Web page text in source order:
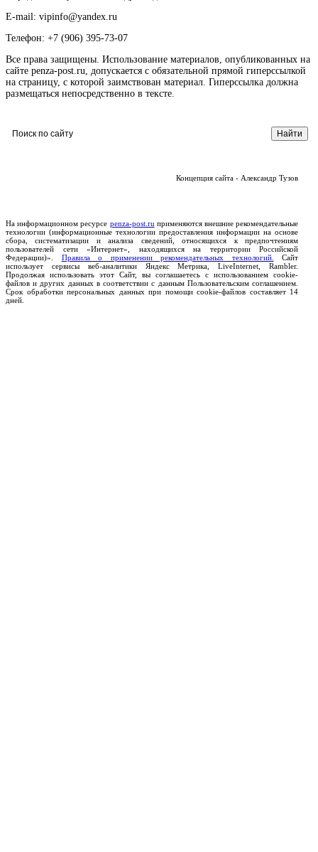
E-mail: vipinfo@yandex.ru
Телефон: +7 (906) 395-73-07
Все права защищены. Использование материалов, опубликованных на
сайте penza-post.ru, допускается с обязательной прямой гиперссылкой
на страницу, с которой заимствован материал. Гиперссылка должна
размещаться непосредственно в тексте.
Концепция сайта - Александр Тузов
На информационном ресурсе penza-post.ru применяются внешние рекомендательные
технологии (информационные технологии предоставления информации на основе
сбора, систематизации и анализа сведений, относящихся к предпочтениям
пользователей сети «Интернет», находящихся на территории Российской
Федерации)». Правила о применении рекомендательных технологий.
Сайт
использует сервисы веб-аналитики Яндекс Метрика, LiveInternet, Rambler.
Продолжая использовать этот Сайт, вы соглашаетесь с использованием cookie-
файлов и других данных в соответствии с данным Пользовательским соглашением.
Срок обработки персональных данных при помощи cookie-файлов составляет 14
дней.